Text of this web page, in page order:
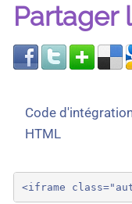
Partager
Code
HTML